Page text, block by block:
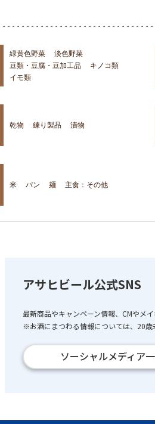
緑黄色野菜
淡色野菜
豆類・豆腐・豆加工品
キノコ類
イモ類
乾物 練り製品 漬物
米 パン 麺 主食：その他
アサヒビール公式SNS
最新商品やキャンペーン情報、CMやメ
※お酒にまつわる情報については、20歳
ソーシャルメディア